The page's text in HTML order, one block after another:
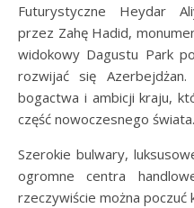
Futurystyczne Heydar
przez Zahę Hadid,
widokowy Dagustu Park
rozwijać się
bogactwa i ambicji kraju,
część nowoczesnego świata.
Szerokie bulwary,
ogromne centra
rzeczywiście można poczuć